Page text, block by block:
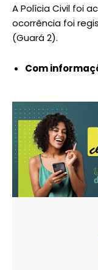
A Polícia Civil foi
ocorrência foi
(Guará 2).
Com